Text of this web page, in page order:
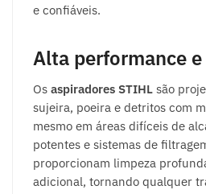
e confiáveis.
Alta performance
Os aspiradores STIHL são
sujeira, poeira e detritos com
mesmo em áreas difíceis de
potentes e sistemas de
proporcionam limpeza
adicional, tornando qualquer